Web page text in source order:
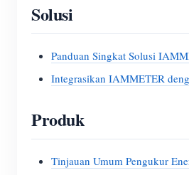
Solusi
Panduan Singkat Solusi
Integrasikan IAMMETER
Produk
Tinjauan Umum Pengukur